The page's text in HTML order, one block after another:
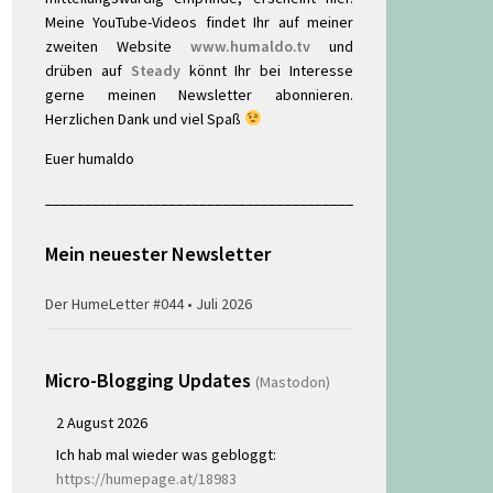
Meine YouTube-Videos findet Ihr auf meiner
zweiten Website www.humaldo.tv und
drüben auf Steadykönnt Ihr bei Interesse
gerne meinen Newsletter abonnieren.
Herzlichen Dank und viel Spaß
Euer humaldo
Mein neuester Newsletter
Der HumeLetter #044 • Juli 2026
Micro-Blogging Updates (Mastodon)
2 August 2026
Ich hab mal wieder was gebloggt:
https://humepage.at/18983